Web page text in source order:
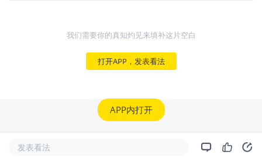
我们需要你的真知灼见来填补这片空白
打开APP，发表看法
APP内打开
发表看法